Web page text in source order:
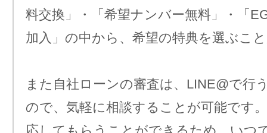
料交換」・「希望ナンバー無料」・「
加入」の中から、希望の特典を選ぶこ
また自社ローンの審査は、LINE@で行
ので、気軽に相談することが可能です